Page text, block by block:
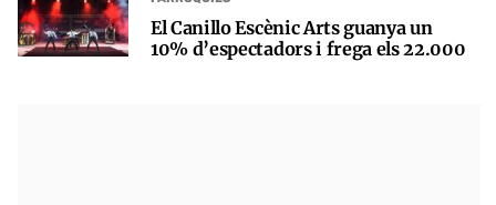
El Canillo Escènic Arts guanya un
10% d’espectadors i frega els 22.000